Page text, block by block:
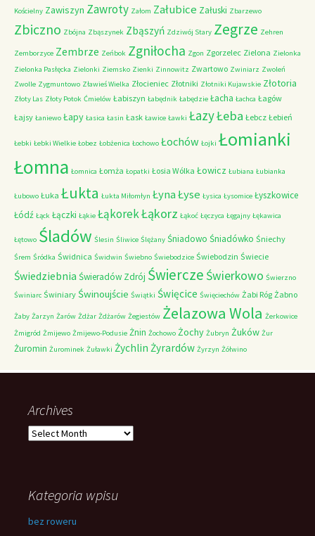
Kościelny Zawiszyn Zawroty Załom Załubice Załuski Zbarzewo
Zbiczno Zbójna Zbąszynek Zbąszyń Zdziwój Stary Zegrze Zehren
Zemborzyce Zembrze Zeńbok Zgniłocha Zgon Zgorzelec Zielona Zielonka
Zielonka Pasłęcka Zielonki Ziemsko Zienki Zinnowitz Zwartowo Zwiniarz Zwoleń
Zwolle Zygmuntowo Zławieś Wielka Złocieniec Złotniki Złotniki Kujawskie Złotoria
Złoty Las Złoty Potok Ćmielów Łabiszyn Łabędnik Łabędzie Łacha Łachca Łagów
Łajsy Łaniewo Łapy Łasica Łasin Łask Ławice Ławki ŁazyŁeba Łebcz Łebień
Łebki Łebki Wielkie Łobez Łobżenica Łochowo Łochów Łojki Łomianki
Łomna Łomnica Łomża Łopatki Łosia Wólka Łowicz Łubiana Łubianka
Łubowo Łuka Łukta Łukta Miłomłyn ŁynaŁyse Łysica Łysomice Łyszkowice
Łódź Łąck Łączki Łąkie ŁąkorekŁąkorz Łąkoć Łęczyca Łęgajny Łękawica
Łętowo Śladów Ślesin Śliwice Ślężany Śniadowo Śniadówko Śniechy
Śrem Śródka Świdnica Świdwin Świebno Świebodzice Świebodzin Świecie
Świedziebnia Świeradów Zdrój Świercze Świerkowo Świerzno
Świniarc Świniary Świnoujście Świątki Święcice Święciechów Żabi Róg Żabno
Żaby Żarzyn Żarów Żdżar Żdżarów Żegiestów Żelazowa Wola Żerkowice
Żmigród Żmijewo Żmijewo-Podusie Żnin Żochowo Żochy Żubryn Żuków Żur
Żuromin Żurominek Żuławki Żychlin Żyrardów Żyrzyn Żółwino
Archives
Archives
Kategoria wpisu
bez roweru